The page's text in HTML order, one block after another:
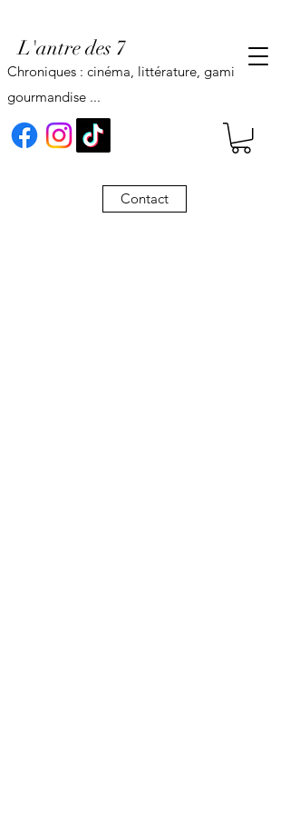
L'antre des 7
Contact
Chroniques : cinéma, littérature, gaming,
gourmandise ...